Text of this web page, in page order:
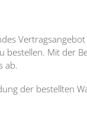
Mit der
ab.
der bestellten